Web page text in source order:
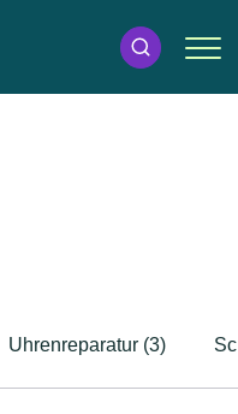
Uhrenreparatur (3)